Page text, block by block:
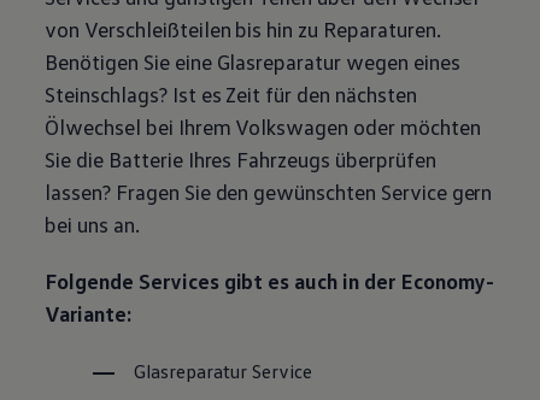
Magazin
Lifestyle
Transport
Familie
Elektromobilität
Volkswagen R
Pannen- und Unfallhilfe
Volkswagen Kundenbetreuung
von Verschleißteilen bis hin zu Reparaturen.
Benötigen Sie eine Glasreparatur wegen eines
Steinschlags? Ist es Zeit für den nächsten
Ölwechsel bei Ihrem Volkswagen oder möchten
Sie die Batterie Ihres Fahrzeugs überprüfen
lassen? Fragen Sie den gewünschten Servicegern
bei uns an.
Folgende Services gibt es auch in der Economy-
Variante:
Glasreparatur Service